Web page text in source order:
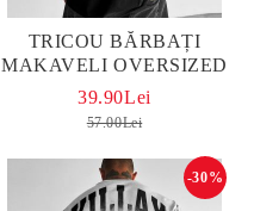
TRICOU BĂRBAȚI
MAKAVELI OVERSIZED
39.90Lei
57.00Lei
-30%